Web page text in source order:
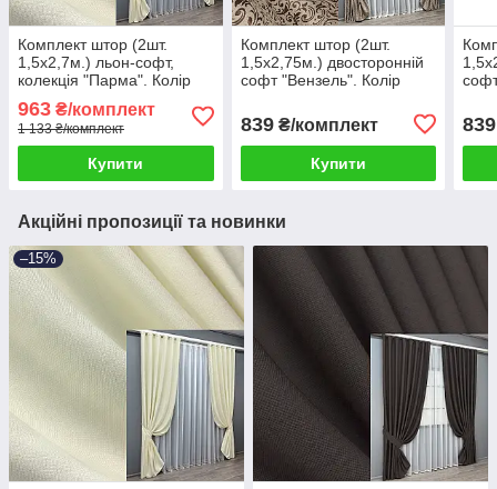
Комплект штор (2шт.
1,5х2,7м.) льон-софт,
колекція "Парма". Колір
0647
963 ₴/комплект
1 133 ₴/комплект
Купити
Комплект штор (2шт.
1,5х2,75м.) двосторонній
софт "Вензель". Колір
Код 2044ш(Б) 33-1053
839₴/комплект
Купити
839
Акційні пропозиції та новинки
–15%